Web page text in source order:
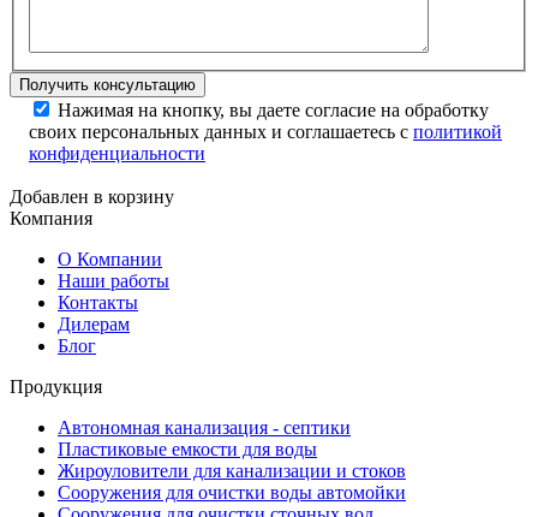
Нажимая на кнопку, вы даете согласие на обработку
своих персональных данных и соглашаетесь с политикой
конфиденциальности
Добавлен в корзину
Компания
О Компании
Наши работы
Контакты
Дилерам
Блог
Продукция
Автономная канализация - септики
Пластиковые емкости для воды
Жироуловители для канализации и стоков
Сооружения для очистки воды автомойки